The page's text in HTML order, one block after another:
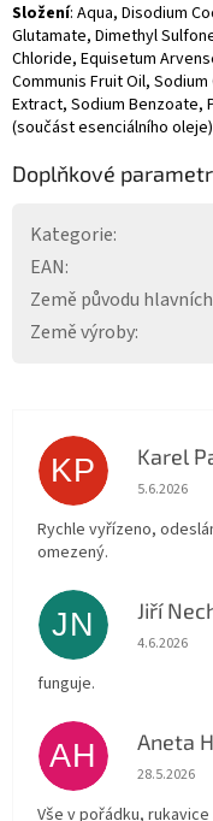
Složení: Aqua, Disodium
Glutamate, Dimethyl
Chloride, Equisetum
Communis Fruit Oil,
Extract, Sodium Benzoate,
(součást esenciálního oleje)
Doplňkové
Kategorie:
EAN:
Země původu
Země výroby:
KP Karel
5.6.2026
Rychle vyřízeno,
omezený.
JN Jiří
4.6.2026
funguje.
AH Aneta
28.5.2026
Vše v pořádku,